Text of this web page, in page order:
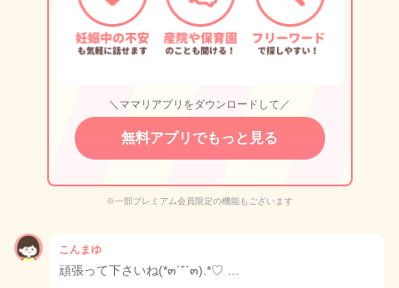
＼ママリアプリをダウンロードして／
無料アプリでもっと見る
※一部プレミアム会員限定の機能もございます
こんまゆ
頑張って下さいね(*๓´˘`๓).*♡ …